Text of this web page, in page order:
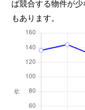
ば競合する物件が
もあります。